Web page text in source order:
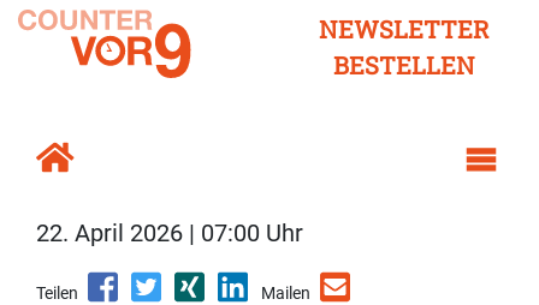
NEWSLETTER
BESTELLEN
22. April 2026 | 07:00 Uhr
Teilen Mailen